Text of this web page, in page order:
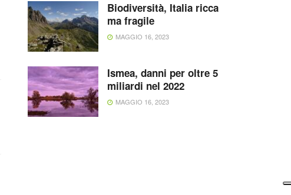
Biodiversità, Italia ricca
ma fragile
MAGGIO 16, 2023
Ismea, danni per oltre 5
miliardi nel 2022
MAGGIO 16, 2023